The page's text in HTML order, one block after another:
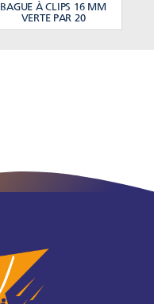
BAGUE À CLIPS 16 MM
VERTE PAR 20